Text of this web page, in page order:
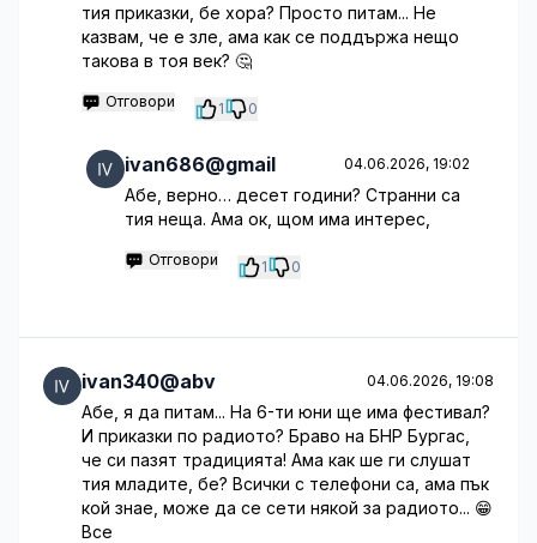
тия приказки, бе хора? Просто питам... Не
казвам, че е зле, ама как се поддържа нещо
такова в тоя век? 🤔
Отговори 1 0
ivan686@gmail 04.06.2026, 19:02
Абе, верно… десет години? Странни са
тия неща. Ама ок, щом има интерес,
Отговори 1 0
ivan340@abv 04.06.2026, 19:08
Абе, я да питам... На 6-ти юни ще има фестивал?
И приказки по радиото? Браво на БНР Бургас,
че си пазят традицията! Ама как ше ги слушат
тия младите, бе? Всички с телефони са, ама пък
кой знае, може да се сети някой за радиото... 😁
Все